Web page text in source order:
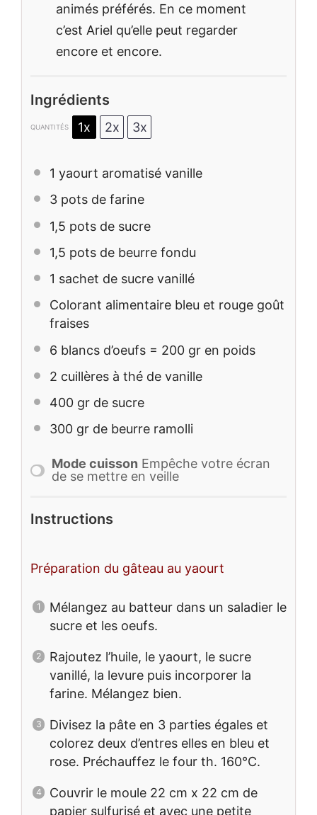
animés préférés. En ce moment
c’est Ariel qu’elle peut regarder
encore et encore.
Ingrédients
QUANTITÉS 1x 2x 3x
1 yaourt aromatisé vanille
3 pots de farine
1,5 pots de sucre
1,5 pots de beurre fondu
1 sachet de sucre vanillé
Colorant alimentaire bleu et rouge goût
fraises
6 blancs d’oeufs = 200 gr en poids
2 cuillères à thé de vanille
400 gr de sucre
300 gr de beurre ramolli
Mode cuisson Empêche votre écran
de se mettre en veille
Instructions
Préparation du gâteau au yaourt
Mélangez au batteur dans un saladier le
sucre et les oeufs.
Rajoutez l’huile, le yaourt, le sucre
vanillé, la levure puis incorporer la
farine. Mélangez bien.
Divisez la pâte en 3 parties égales et
colorez deux d’entres elles en bleu et
rose. Préchauffez le four th. 160°C.
Couvrir le moule 22 cm x 22 cm de
papier sulfurisé et avec une petite